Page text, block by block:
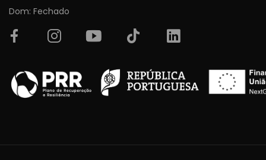
Dom: Fechado